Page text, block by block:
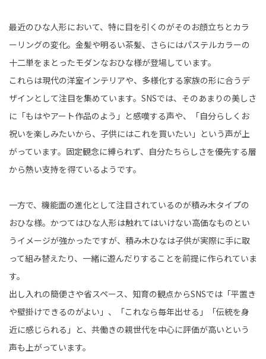
最近のひな人形において、特に目を引くのがそのお顔立ちとカラ
ーリングの変化。金髪や明るい茶髪、さらにはパステルカラーの
十二単をまとったモダンなおひな様が登場しています。
これらは現代の洋室インテリアや、多様化する家族の形に合うデ
ザインとして注目を集めています。SNSでは、そのあまりの美しさ
に「もはやアート作品のよう」と感嘆する声や、「自分らしくお
祝いを楽しみたいから、子供にはこれを買いたい」という声が上
がっています。固定観念に縛られず、自分たちらしさを優先する層
から熱い支持を得ているようです。
一方で、機能面の進化として注目されているのが積み木タイプの
おひな様。かつてはひな人形は触れてはいけない高価なものとい
うイメージが強かったですが、積み木ひなは子供が実際に手に取
って組み替えたり、一緒に遊んだりすることを前提に作られていま
す。
出し入れの簡便さや省スペース、知育の観点からSNSでは「平置き
や壁掛けできるのがよい」、「これなら毎年出せる」「伝統を身
近に感じられる」と、共働きの親世代を中心に評価が高いという
声も上がっています。